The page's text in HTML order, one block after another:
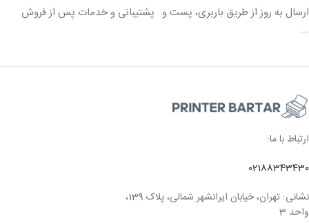
ارسال به روز از طریق باربری، پست و
...
پشتیبانی و خدمات پس از فروش
ارتباط با ما:
02188343430
نشانی: تهران، خیابان ایرانشهر شمالی، پلاک 139،
واحد 3